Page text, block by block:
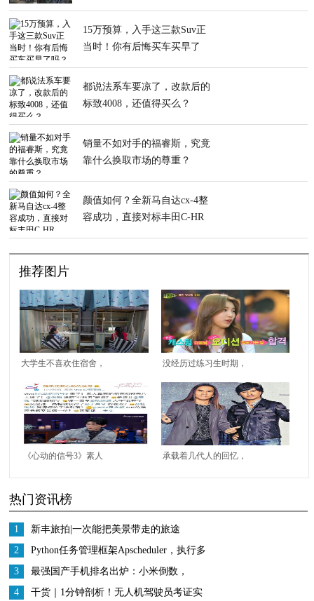
15万预算，入手这三款Suv正
当时！你有后悔买车买早了
都说法系车要凉了，改款后的
标致4008，还值得买么？
销量不如对手的福睿斯，究竟
靠什么换取市场的尊重？
颜值如何？全新马自达cx-4整
容成功，直接对标丰田C-HR
推荐图片
大学生不喜欢住宿舍，
而是喜欢在校外租房住
的4个原因，你赞同吗
没经历过练习生时期，
仅凭外貌就出道的韩国
明星有谁
《心动的信号3》素人
呼“喜欢”第三位女生
承载着几代人的回忆，
热门资讯榜
1
新丰旅拍|一次能把美景带走的旅途
2
Python任务管理框架Apscheduler，执行多
3
最强国产手机排名出炉：小米倒数，
OPPO第二，第一名实至名归
4
干货｜1分钟剖析！无人机驾驶员考证实